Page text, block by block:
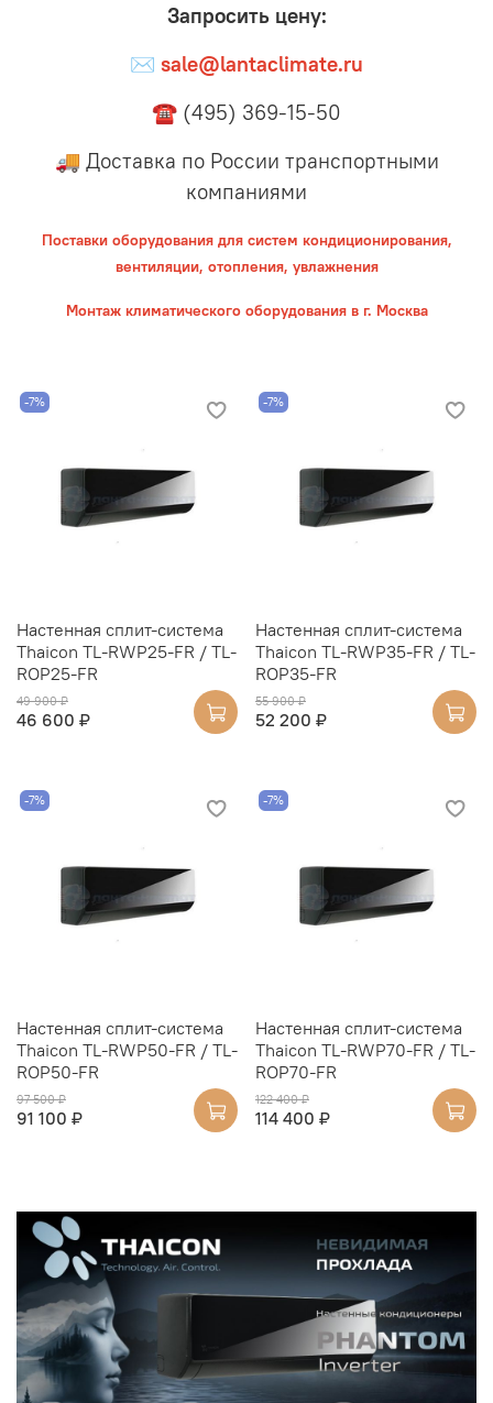
Запросить цену:
✉ sale@lantaclimate.ru
☎ (495) 369-15-50
🚚 Доставка по России транспортными
компаниями
Поставки оборудования для систем кондиционирования,
вентиляции, отопления, увлажнения
Монтаж климатического оборудования в г. Москва
-7%
Настенная сплит-система
Thaicon TL-RWP25-FR / TL-
ROP25-FR
49 900 ₽
46 600 ₽
-7%
Настенная сплит-система
Thaicon TL-RWP35-FR / TL-
ROP35-FR
55 900 ₽
52 200 ₽
-7%
Настенная сплит-система
Thaicon TL-RWP50-FR / TL-
ROP50-FR
97 500 ₽
91 100 ₽
-7%
Настенная сплит-система
Thaicon TL-RWP70-FR / TL-
ROP70-FR
122 400 ₽
114 400 ₽